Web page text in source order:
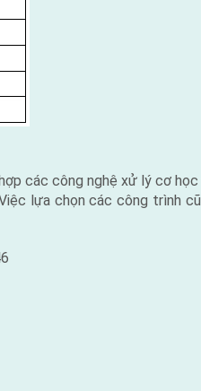
các công nghệ xử lý cơ
lựa chọn các công trình